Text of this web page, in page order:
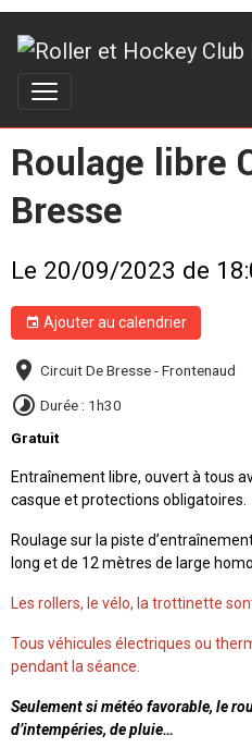
Roulage libre
Bresse
Le 20/09/2023 de
Ajouter au calendrier
Circuit De Bresse - Frontenaud
Durée : 1h30
Gratuit
Entraînement libre, ouvert à tous
casque et protections obligatoires.
Roulage sur la piste
long et de 12 mètres de large
Les rollers, le vélo, la trottinette
Tous véhicules électriques ou
pendant la séance.
Seulement si météo favorable, le
d’intempéries, de pluie…